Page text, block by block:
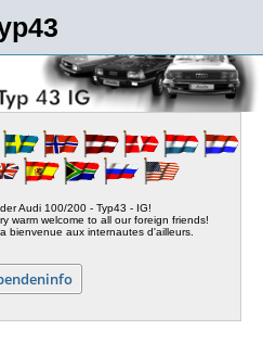
Audi 100/200 - Typ43 - IG!
warm welcome to all our foreign friends!
bienvenue aux internautes d'ailleurs.